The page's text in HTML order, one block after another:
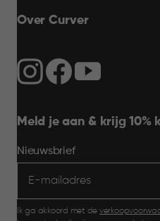
Over Curver
Meld je aan & krijg 10%
Nieuwsbrief
Ik ga akkoord met de